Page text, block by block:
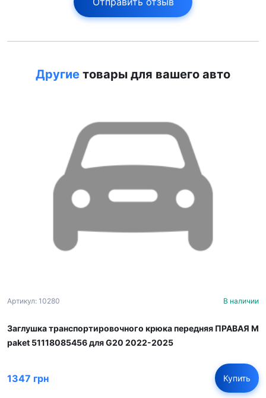
Другие товары для вашего авто
Артикул: 10280 В наличии
Заглушка транспортировочного крюка передняя ПРАВАЯ M
paket 51118085456 для G20 2022-2025
1347 грн Купить